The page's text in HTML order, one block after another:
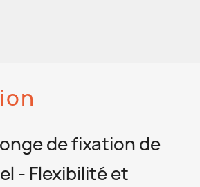
de fixation de
- Flexibilité et